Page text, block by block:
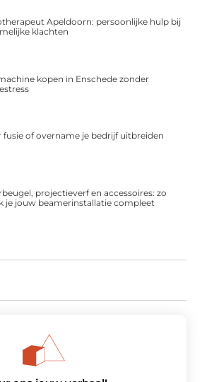
Apeldoorn: persoonlijke hulp bij
klachten
kopen in Enschede zonder
fusie of overname je bedrijf uitbreiden
projectieverf en accessoires: zo
je jouw beamerinstallatie compleet